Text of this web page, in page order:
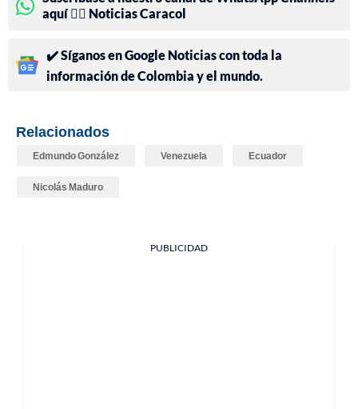
aquí 👉🏻 Noticias Caracol
✔️ Síganos en Google Noticias con toda la
información de Colombia y el mundo.
Relacionados
Edmundo González Venezuela Ecuador
Nicolás Maduro
PUBLICIDAD